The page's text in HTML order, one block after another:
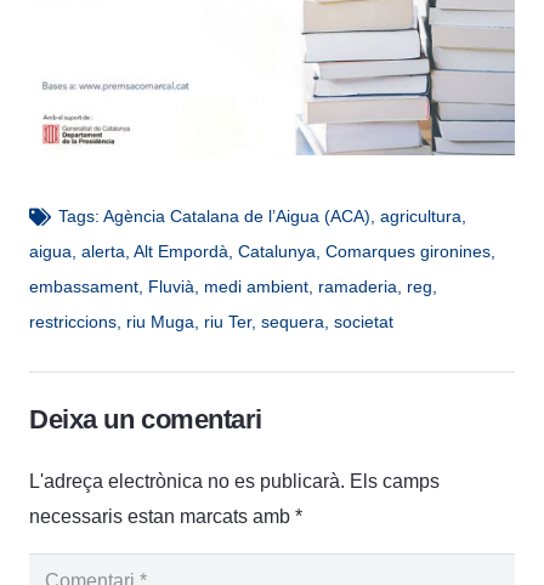
Tags: Agència Catalana de l’Aigua (ACA), agricultura,
aigua, alerta, Alt Empordà, Catalunya, Comarques gironines,
embassament, Fluvià, medi ambient, ramaderia, reg,
restriccions, riu Muga, riu Ter, sequera, societat
Deixa un comentari
L'adreça electrònica no es publicarà. Els camps
necessaris estan marcats amb *